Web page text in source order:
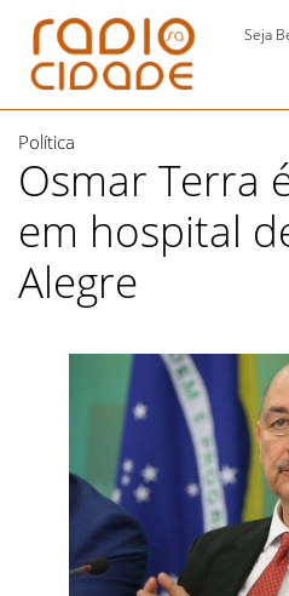
Seja
Política
Osmar Terra
em hospital
Alegre